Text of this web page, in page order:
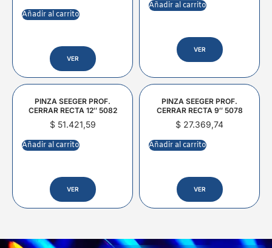
Añadir al carrito
VER
Añadir al carrito
VER
PINZA SEEGER PROF.
CERRAR RECTA 12″ 5082
$51.421,59
Añadir al carrito
VER
PINZA SEEGER PROF.
CERRAR RECTA 9″ 5078
$ 27.369,74
Añadir al carrito
VER